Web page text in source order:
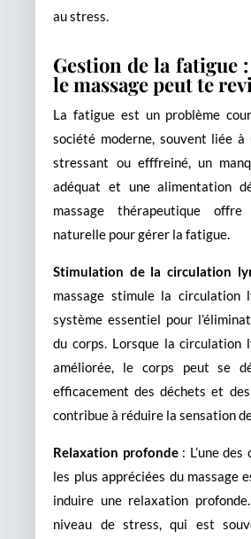
au stress.
Gestion de la fatigue
le massage peut te
La fatigue est un problème
société moderne, souvent liée à
stressant ou efffreiné, un
adéquat et une alimentation
massage thérapeutique offre
naturelle pour gérer la fatigue.
Stimulation de la circulation
massage stimule la circulation
système essentiel pour
du corps. Lorsque la circulation
améliorée, le corps peut se
efficacement des déchets et
contribue à réduire la sensation
Relaxation profonde: L’une des
les plus appréciées du massage
induire une relaxation
niveau de stress, qui est